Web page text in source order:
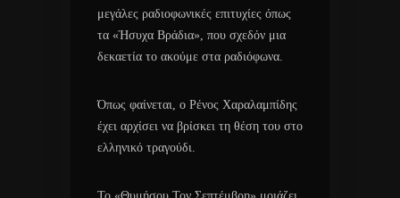
μεγάλες ραδιοφωνικές επιτυχίες όπως
τα «Ήσυχα Βράδια», που σχεδόν μια
δεκαετία το ακούμε στα ραδιόφωνα.
Όπως φαίνεται, ο Ρένος Χαραλαμπίδης
έχει αρχίσει να βρίσκει τη θέση του στο
ελληνικό τραγούδι.